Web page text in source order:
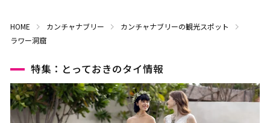
HOME カンチャナブリー
カンチャナブリーの観光スポット
ラワー洞窟
特集：とっておきのタイ情報